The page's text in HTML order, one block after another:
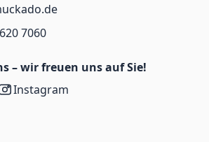
7060
– wir freuen uns auf Sie!
Instagram